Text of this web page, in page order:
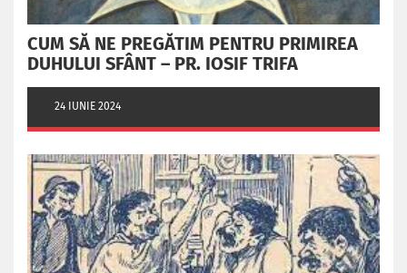
CUM SĂ NE PREGĂTIM PENTRU PRIMIREA
DUHULUI SFÂNT – PR. IOSIF TRIFA
24 IUNIE 2024